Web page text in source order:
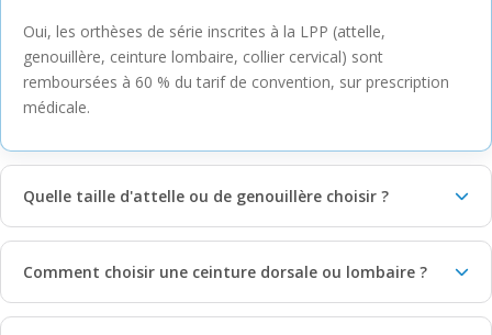
Oui, les orthèses de série inscrites à la LPP (attelle,
genouillère, ceinture lombaire, collier cervical) sont
remboursées à 60 % du tarif de convention, sur prescription
médicale.
Quelle taille d'attelle ou de genouillère choisir ?
Comment choisir une ceinture dorsale ou lombaire ?